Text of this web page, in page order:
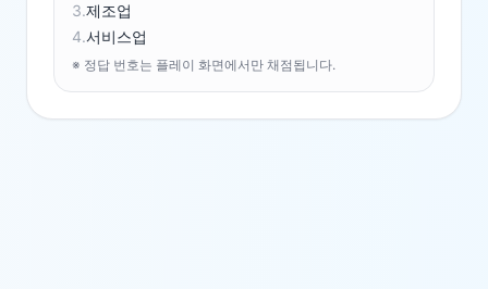
3.제조업
4.서비스업
※ 정답 번호는 플레이 화면에서만 채점됩니다.